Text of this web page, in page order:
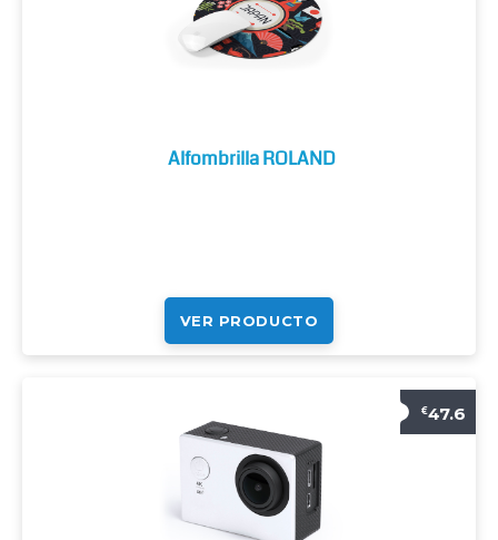
Alfombrilla ROLAND
VER PRODUCTO
€47.6